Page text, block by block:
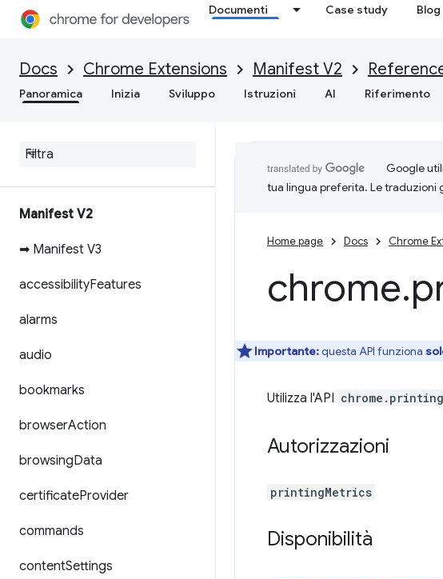
Documenti Case study Blog
Docs Chrome Extensions Manifest V2
Panoramica Inizia Sviluppo Istruzioni AI Riferimento
Manifest V2
➡ Manifest V3
accessibilityFeatures
alarms
audio
bookmarks
browserAction
browsingData
certificateProvider
commands
contentSettings
Google
tua lingua preferita. Le traduzioni
Home page Docs Chrome
chrome.
Importante:questa API funziona
Utilizza l'API
Autorizzazioni
printingMetrics
Disponibilità